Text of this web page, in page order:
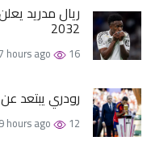
ريال مدريد
2032
hours ago 16
رودري يبتعد
hours ago 12